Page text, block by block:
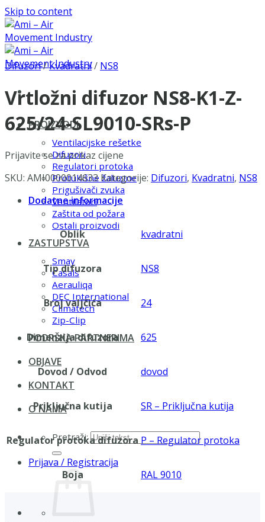
Skip to content
PROIZVODI
Ventilacijske rešetke
Difuzori
Regulatori protoka
Protukišne žaluzine
Prigušivači zvuka
Ventilatori
Zaštita od požara
Ostali proizvodi
ZASTUPSTVA
Smay
Casals
Aerauliqa
DEC International
Climatech
Zip-Clip
PODRŠKA PARTNERIMA
OBJAVE
KONTAKT
O NAMA
Pretraži:
Prijava / Registracija
Difuzori/Kvadratni/ NS8
Vrtložni difuzor NS8-K1-Z-
625/24-SL9010-SRs-P
Prijavite se za prikaz cijene
SKU: AMI0000014633 Kategorije: Difuzori, Kvadratni, NS8
Dodatne informacije
Oblik kvadratni
Tip difuzora NS8
Broj valjčića 24
Dimenzija difuzora 625
Dovod / Odvod dovod
Priključna kutija SR – Priključna kutija
Regulator protoka difuzoraP – Regulator protoka
Boja RAL 9010